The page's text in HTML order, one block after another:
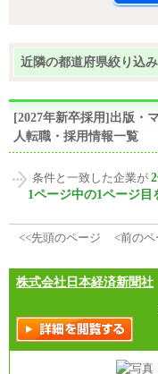
近隣の都道府県絞り込み
[2027年新卒採用]出版・
人転職・採用情報一覧
条件と一致した企業が
1ページ中の1ページ目
<<先頭のページ
<前のペ
株式会社日本経済新聞社